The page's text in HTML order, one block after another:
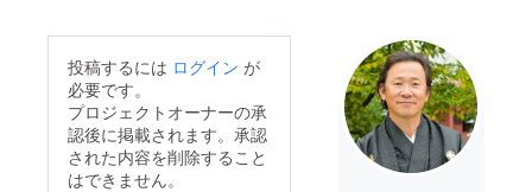
投稿するには ログイン が
必要です。
プロジェクトオーナーの承
認後に掲載されます。承認
された内容を削除すること
はできません。